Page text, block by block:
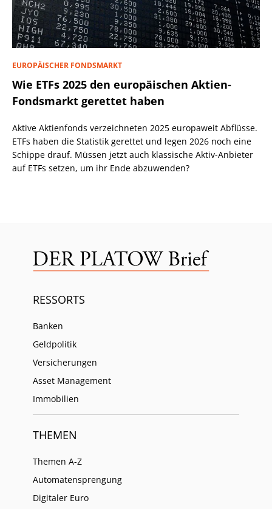
EUROPÄISCHER FONDSMARKT
Wie ETFs 2025 den europäischen Aktien-
Fondsmarkt gerettet haben
Aktive Aktienfonds verzeichneten 2025 europaweit Abflüsse.
ETFs haben die Statistik gerettet und legen 2026 noch eine
Schippe drauf. Müssen jetzt auch klassische Aktiv-Anbieter
auf ETFs setzen, um ihr Ende abzuwenden?
RESSORTS
Banken
Geldpolitik
Versicherungen
Asset Management
Immobilien
THEMEN
Themen A-Z
Automatensprengung
Digitaler Euro